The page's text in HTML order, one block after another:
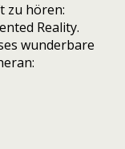
zu hören:
Reality.
wunderbare